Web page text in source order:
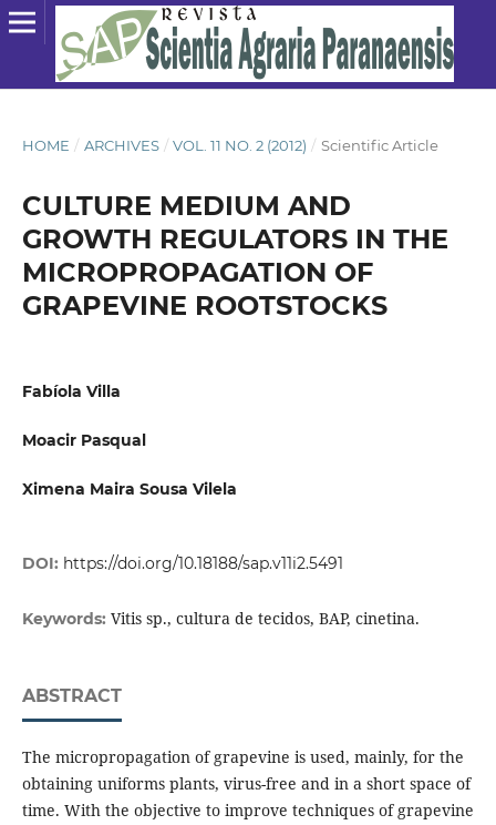
HOME / ARCHIVES / VOL. 11 NO. 2 (2012) / Scientific Article
CULTURE MEDIUM AND
GROWTH REGULATORS IN THE
MICROPROPAGATION OF
GRAPEVINE ROOTSTOCKS
Fabíola Villa
Moacir Pasqual
Ximena Maira Sousa Vilela
DOI: https://doi.org/10.18188/sap.v11i2.5491
Keywords: Vitis sp., cultura de tecidos, BAP, cinetina.
ABSTRACT
The micropropagation of grapevine is used, mainly, for the
obtaining uniforms plants, virus-free and in a short space of
time. With the objective to improve techniques of grapevine